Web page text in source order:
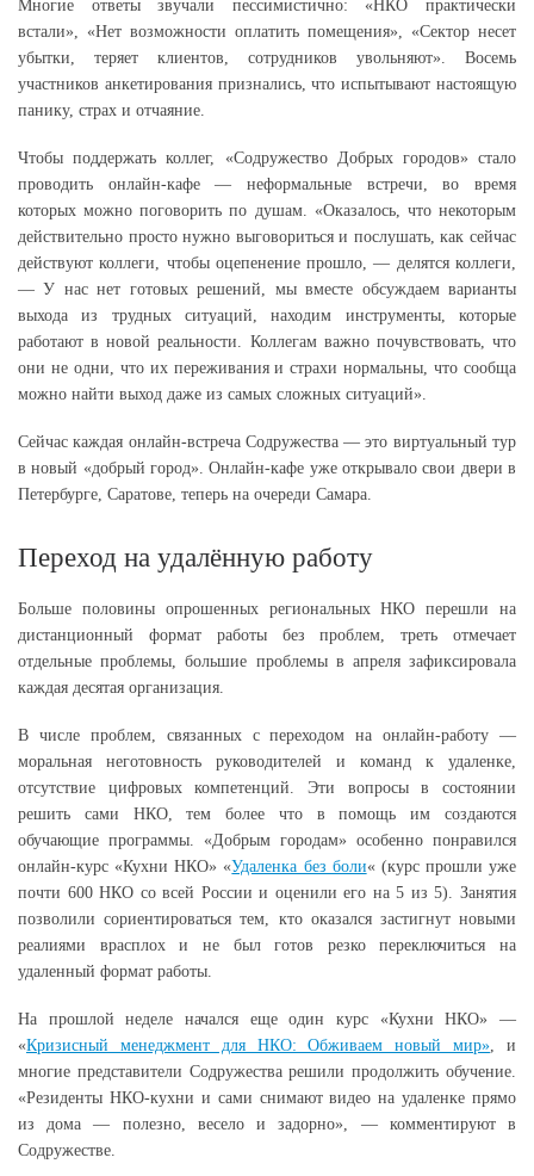
Многие ответы звучали пессимистично: «НКО практически
встали», «Нет возможности оплатить помещения», «Сектор несет
убытки, теряет клиентов, сотрудников увольняют». Восемь
участников анкетирования признались, что испытывают настоящую
панику, страх и отчаяние.
Чтобы поддержать коллег, «Содружество Добрых городов» стало
проводить онлайн-кафе — неформальные встречи, во время
которых можно поговорить по душам. «Оказалось, что некоторым
действительно просто нужно выговориться и послушать, как сейчас
действуют коллеги, чтобы оцепенение прошло, — делятся коллеги,
— У нас нет готовых решений, мы вместе обсуждаем варианты
выхода из трудных ситуаций, находим инструменты, которые
работают в новой реальности. Коллегам важно почувствовать, что
они не одни, что их переживания и страхи нормальны, что сообща
можно найти выход даже из самых сложных ситуаций».
Сейчас каждая онлайн-встреча Содружества — это виртуальный тур
в новый «добрый город». Онлайн-кафе уже открывало свои двери в
Петербурге, Саратове, теперь на очереди Самара.
Переход на удалённую работу
Больше половины опрошенных региональных НКО перешли на
дистанционный формат работы без проблем, треть отмечает
отдельные проблемы, большие проблемы в апреля зафиксировала
каждая десятая организация.
В числе проблем, связанных с переходом на онлайн-работу —
моральная неготовность руководителей и команд к удаленке,
отсутствие цифровых компетенций. Эти вопросы в состоянии
решить сами НКО, тем более что в помощь им создаются
обучающие программы. «Добрым городам» особенно понравился
онлайн-курс «Кухни НКО» «Удаленка без боли« (курс прошли уже
почти 600 НКО со всей России и оценили его на 5 из 5). Занятия
позволили сориентироваться тем, кто оказался застигнут новыми
реалиями врасплох и не был готов резко переключиться на
удаленный формат работы.
На прошлой неделе начался еще один курс «Кухни НКО» —
«Кризисный менеджмент для НКО: Обживаем новый мир», и
многие представители Содружества решили продолжить обучение.
«Резиденты НКО-кухни и сами снимают видео на удаленке прямо
из дома — полезно, весело и задорно», — комментируют в
Содружестве.